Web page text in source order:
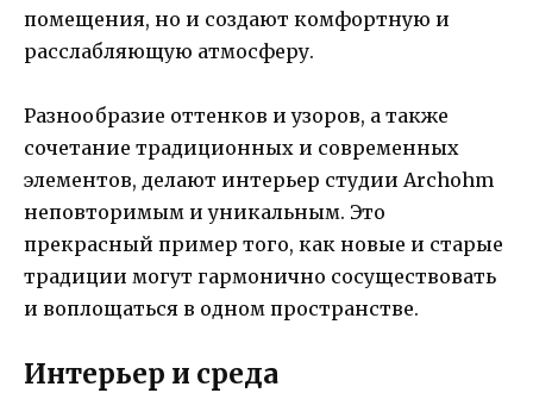
помещения, но и создают комфортную и
расслабляющую атмосферу.
Разнообразие оттенков и узоров, а также
сочетание традиционных и современных
элементов, делают интерьер студии Archohm
неповторимым и уникальным. Это
прекрасный пример того, как новые и старые
традиции могут гармонично сосуществовать
и воплощаться в одном пространстве.
Интерьер и среда